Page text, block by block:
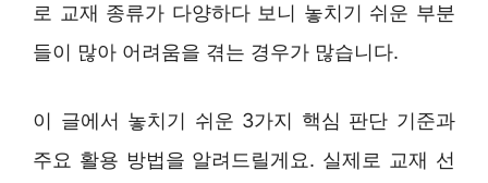
로 교재 종류가 다양하다 보니 놓치기 쉬운 부분
들이 많아 어려움을 겪는 경우가 많습니다.
이 글에서 놓치기 쉬운 3가지 핵심 판단 기준과
주요 활용 방법을 알려드릴게요. 실제로 교재 선